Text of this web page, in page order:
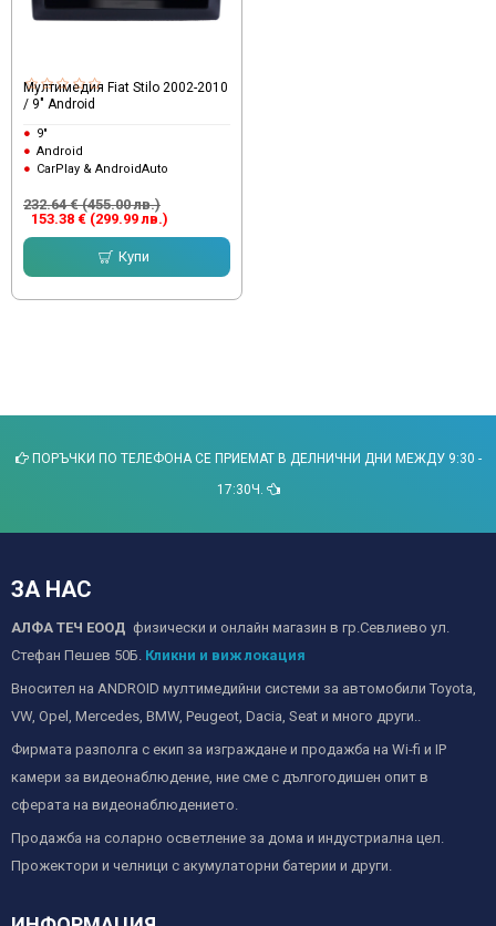
Мултимедия Fiat Stilo 2002-2010
/ 9" Android
9"
Android
CarPlay & AndroidAuto
153.38 € (299.99 лв.)
232.64 € (455.00 лв.)
Купи
ПОРЪЧКИ ПО ТЕЛЕФОНА СЕ ПРИЕМАТ В ДЕЛНИЧНИ ДНИ МЕЖДУ 9:30 -
17:30Ч.
ЗА НАС
АЛФА ТЕЧ ЕООД физически и онлайн магазин в гр.Севлиево ул.
Стефан Пешев 50Б. Кликни и виж локация
Вносител на ANDROID мултимедийни системи за автомобили Toyota,
VW, Opel, Mercedes, BMW, Peugeot, Dacia, Seat и много други..
Фирмата разполга с екип за изграждане и продажба на Wi-fi и IP
камери за видеонаблюдение, ние сме с дългогодишен опит в
сферата на видеонаблюдението.
Продажба на соларно осветление за дома и индустриална цел.
Прожектори и челници с акумулаторни батерии и други.